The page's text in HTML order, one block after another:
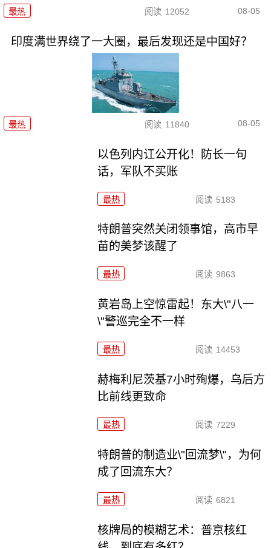
最热 阅读 12052 08-05
印度满世界绕了一大圈，最后发现还是中国好？
最热 阅读 11840 08-05
以色列内讧公开化！防长一句
话，军队不买账
最热 阅读 5183
特朗普突然关闭领事馆，高市早
苗的美梦该醒了
最热 阅读 9863
黄岩岛上空惊雷起！东大\"八一
\"警巡完全不一样
最热 阅读 14453
赫梅利尼茨基7小时殉爆，乌后方
比前线更致命
最热 阅读 7229
特朗普的制造业\"回流梦\"，为何
成了回流东大？
最热 阅读 6821
核牌局的模糊艺术：普京核红